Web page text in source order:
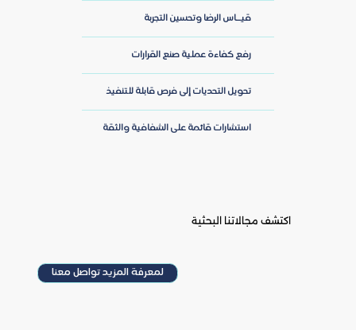
قيــاس الرضا وتحسين التجربة
رفع كفاءة عملية صنع القرارات
تحويل التحديات إلى فرص قابلة للتنفيذ
استشارات قائمة على الشفافية والثقة
اكتشف مجالاتنا البحثية
لمعرفة المزيد تواصل معنا